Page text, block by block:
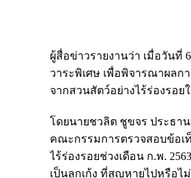
ผู้สื่อข่าวรายงานว่า เมื่อวันที่
วาระพิเศษ เพื่อพิจารณาผลก
จากสวนสัตว์อย่างไร้ร่องรอย
โดยนายชวลิต ชูขจร ประธา
คณะกรรมการตรวจสอบข้อเ
ไร้ร่องรอยช่วงเดือน ก.พ.
เป็นลูกเก้ง ที่สูญหายไปหรือไ